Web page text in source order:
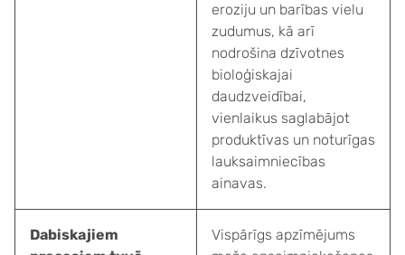
eroziju un barības vielu
zudumus, kā arī
nodrošina dzīvotnes
bioloģiskajai
daudzveidībai,
vienlaikus saglabājot
produktīvas un noturīgas
lauksaimniecības
ainavas.
Dabiskajiem
Vispārīgs apzīmējums